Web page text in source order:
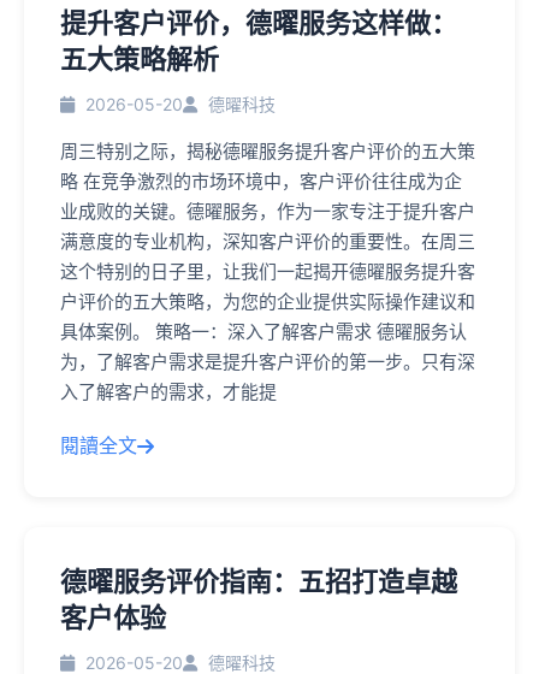
提升客户评价，德曜服务这样做：
五大策略解析
2026-05-20 德曜科技
周三特别之际，揭秘德曜服务提升客户评价的五大策
略 在竞争激烈的市场环境中，客户评价往往成为企
业成败的关键。德曜服务，作为一家专注于提升客户
满意度的专业机构，深知客户评价的重要性。在周三
这个特别的日子里，让我们一起揭开德曜服务提升客
户评价的五大策略，为您的企业提供实际操作建议和
具体案例。 策略一：深入了解客户需求 德曜服务认
为，了解客户需求是提升客户评价的第一步。只有深
入了解客户的需求，才能提
閱讀全文
德曜服务评价指南：五招打造卓越
客户体验
2026-05-20 德曜科技